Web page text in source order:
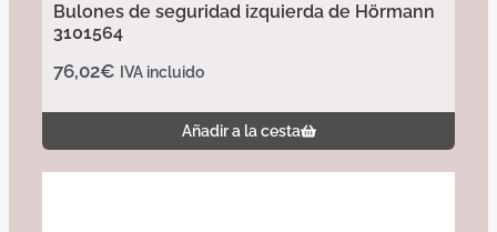
Bulones de seguridad izquierda de Hörmann
3101564
76,02€ IVA incluido
Añadir a la cesta